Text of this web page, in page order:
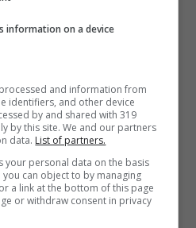
e ampliato
Papi come Innocenzo
IX.Il tutto fu
di fermare il
si era diffuso nella
del nord. Questo
in opposizione
per le sue eresie.
information on a device
and information from
identifiers, and other device
by and shared with 319
by this site. We and our partners
data. List of partners.
your personal data on the basis
can object to by managing
a link at the bottom of this page
or withdraw consent in privacy